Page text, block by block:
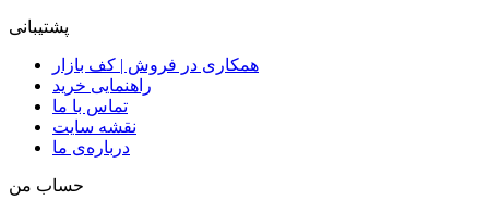
پشتیبانی
همکاری در فروش | کف بازار
راهنمایی خرید
تماس با ما
نقشه سایت
درباره‌ی ما
حساب من